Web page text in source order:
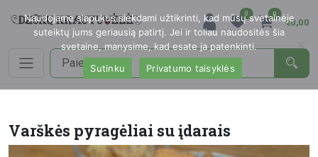
0 0
€0,00
Varškės pyragėliai su įdarais
Naudojame slapukus siekdami užtikrinti, kad mūsų svetainėje
suteiktų jums geriausią patirtį. Jei ir toliau naudositės šia
svetaine, manysime, kad esate ja patenkinti.
Sutinku
Privatumo taisyklės